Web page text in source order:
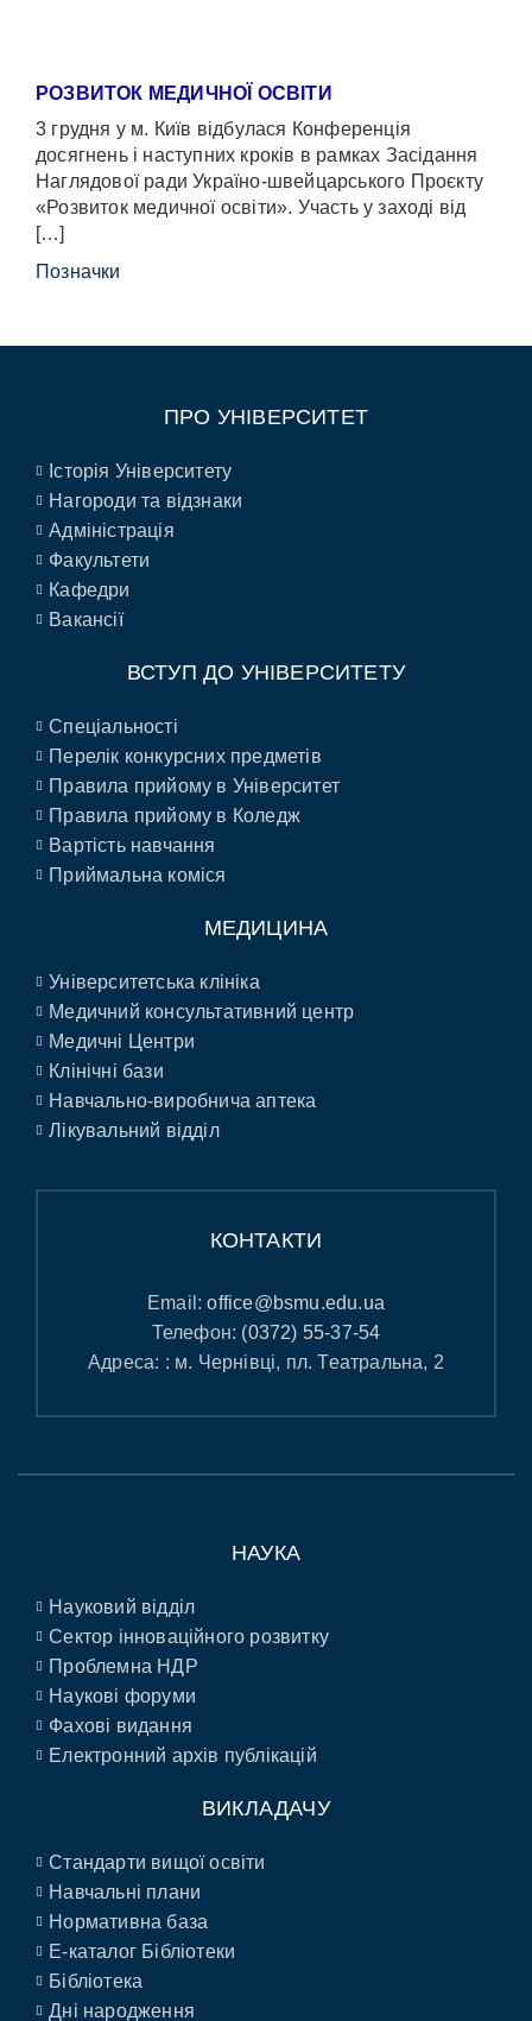
РОЗВИТОК МЕДИЧНОЇ ОСВІТИ
3 грудня у м. Київ відбулася Конференція
досягнень і наступних кроків в рамках Засідання
Наглядової ради Україно-швейцарського Проєкту
«Розвиток медичної освіти». Участь у заході від
[…]
Позначки
ПРО УНІВЕРСИТЕТ
Історія Університету
Нагороди та відзнаки
Адміністрація
Факультети
Кафедри
Вакансії
ВСТУП ДО УНІВЕРСИТЕТУ
Спеціальності
Перелік конкурсних предметів
Правила прийому в Університет
Правила прийому в Коледж
Вартість навчання
Приймальна коміся
МЕДИЦИНА
Університетська клініка
Медичний консультативний центр
Медичні Центри
Клінічні бази
Навчально-виробнича аптека
Лікувальний відділ
КОНТАКТИ
Email:office@bsmu.edu.ua
Телефон: (0372) 55-37-54
Адреса: : м. Чернівці, пл. Театральна, 2
НАУКА
Науковий відділ
Сектор інноваційного розвитку
Проблемна НДР
Наукові форуми
Фахові видання
Електронний архів публікацій
ВИКЛАДАЧУ
Стандарти вищої освіти
Навчальні плани
Нормативна база
E-каталог Бібліотеки
Бібліотека
Дні народження